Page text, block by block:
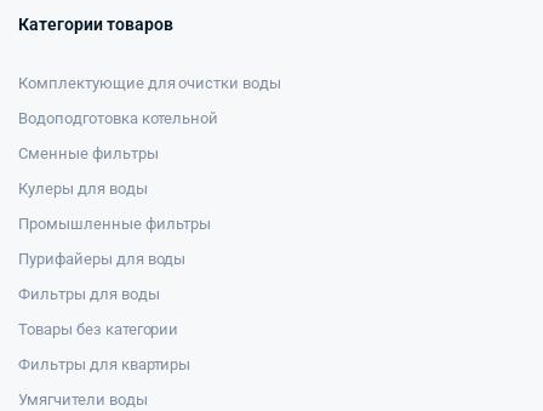
Категории товаров
Комплектующие для очистки воды
Водоподготовка котельной
Сменные фильтры
Кулеры для воды
Промышленные фильтры
Пурифайеры для воды
Фильтры для воды
Товары без категории
Фильтры для квартиры
Умягчители воды